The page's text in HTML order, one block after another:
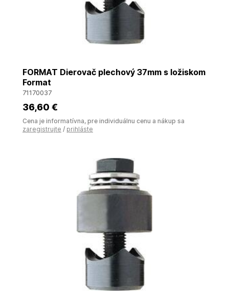
FORMAT Dierovač plechový 37mm s ložiskom
Format
71170037
36,60 €
Cena je informatívna, pre individuálnu cenu a nákup sa
zaregistrujte / prihláste